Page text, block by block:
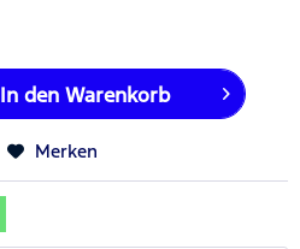
In den Warenkorb
Merken